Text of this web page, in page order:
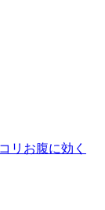
リお腹に効く